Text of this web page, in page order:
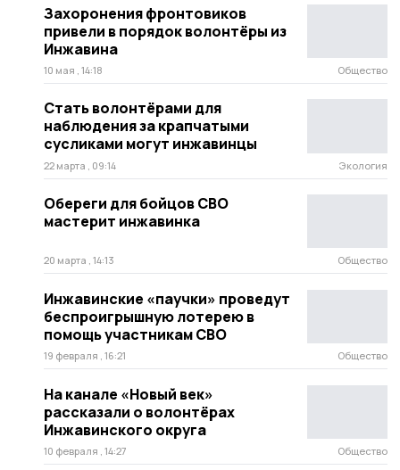
Захоронения фронтовиков
привели в порядок волонтёры из
Инжавина
10 мая , 14:18 Общество
Стать волонтёрами для
наблюдения за крапчатыми
сусликами могут инжавинцы
22 марта , 09:14 Экология
Обереги для бойцов СВО
мастерит инжавинка
20 марта , 14:13 Общество
Инжавинские «паучки» проведут
беспроигрышную лотерею в
помощь участникам СВО
19 февраля , 16:21 Общество
На канале «Новый век»
рассказали о волонтёрах
Инжавинского округа
10 февраля , 14:27 Общество